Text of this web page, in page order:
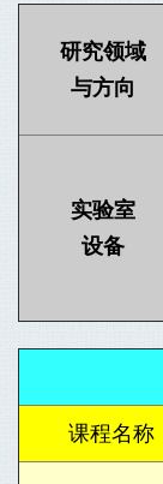
研究领域
与方向
实验室
设备
课程名称